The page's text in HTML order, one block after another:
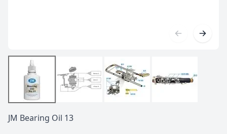
JM Bearing Oil 13